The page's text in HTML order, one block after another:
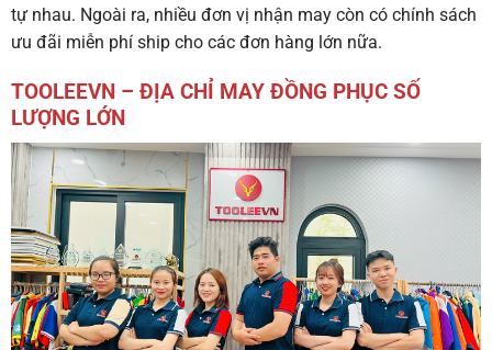
tự nhau. Ngoài ra, nhiều đơn vị nhận may còn có chính sách
ưu đãi miễn phí ship cho các đơn hàng lớn nữa.
TOOLEEVN – ĐỊA CHỈ MAY ĐỒNG PHỤC SỐ
LƯỢNG LỚN